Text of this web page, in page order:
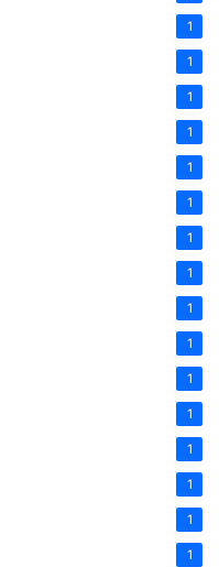
1
1
1
1
1
1
1
1
1
1
1
1
1
1
1
1